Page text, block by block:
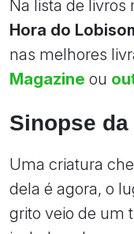
Na lista de livros
Hora do
nas melhores
Magazine ou
Sinopse da
Uma criatura
dela é agora, o
grito veio de um